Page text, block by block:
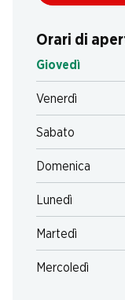
Orari di
Giovedì
Venerdì
Sabato
Domenica
Lunedì
Martedì
Mercoledì